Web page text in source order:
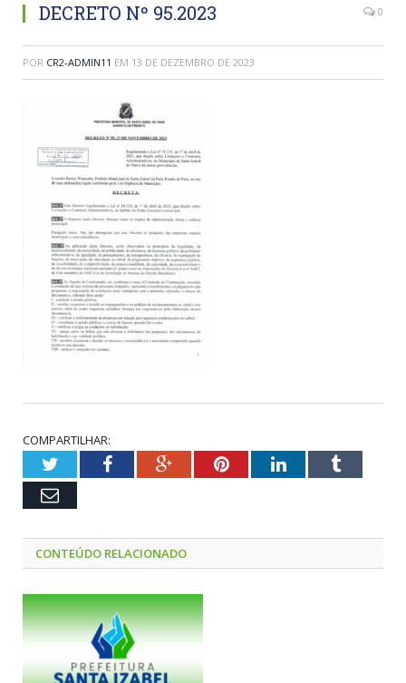
DECRETO Nº 95.2023 0
POR CR2-ADMIN11 EM 13 DE DEZEMBRO DE 2023
COMPARTILHAR:
TwitterFacebookGoogle+PinterestLinkedInTumblr
Email
CONTEÚDO RELACIONADO